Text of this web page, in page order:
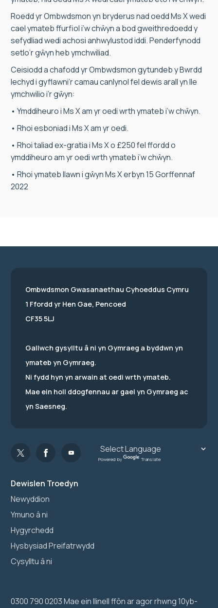
Roedd yr Ombwdsmon yn bryderus nad oedd Ms X wedi
cael ymateb ffurfiol i’w chŵyn a bod gweithredoedd y
sefydliad wedi achosi anhwylustod iddi. Penderfynodd
setlo’r gŵyn heb ymchwiliad.
Ceisiodd a chafodd yr Ombwdsmon gytundeb y Bwrdd
Iechyd i gyflawni’r camau canlynol fel dewis arall yn lle
ymchwilio i’r gŵyn:
• Ymddiheuro i Ms X am yr oedi wrth ymateb i’w chŵyn.
• Rhoi esboniad i Ms X am yr oedi.
• Rhoi taliad ex-gratia i Ms X o £250 fel ffordd o
ymddiheuro am yr oedi wrth ymateb i’w chŵyn.
• Rhoi ymateb llawn i gŵyn Ms X erbyn 15 Gorffennaf
2022
Dewislen Troedyn
Newyddion
Ymuno â ni
Hygyrchedd
Hysbysiad Preifatrwydd
Cysylltu â ni
0300 790 0203 Mae ein llinell ffôn ar agor rhwng 10yb-
Ombwdsmon Gwasanaethau Cyhoeddus Cymru
1 Ffordd yr Hen Gae, Pencoed
CF35 5LJ
Gallwch gysylltu â ni yn Gymraeg a byddwn yn
ymateb yn Gymraeg.
Ni fydd hyn yn arwain at oedi wrth ymateb.
Mae ein holl ddogfennau ar gael yn Gymraeg ac
yn Saesneg.
Powered by Translate